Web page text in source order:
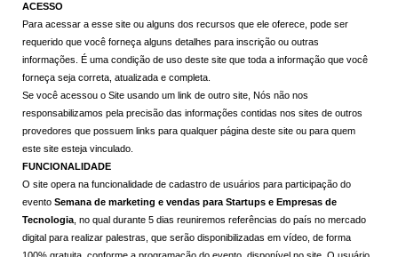
ACESSO
Para acessar a esse site ou alguns dos recursos que ele oferece, pode ser
requerido que você forneça alguns detalhes para inscrição ou outras
informações. É uma condição de uso deste site que toda a informação que você
forneça seja correta, atualizada e completa.
Se você acessou o Site usando um link de outro site, Nós não nos
responsabilizamos pela precisão das informações contidas nos sites de outros
provedores que possuem links para qualquer página deste site ou para quem
este site esteja vinculado.
FUNCIONALIDADE
O site opera na funcionalidade de cadastro de usuários para participação do
evento Semana de marketing e vendas para Startups e Empresas de
Tecnologia , no qual durante 5 dias reuniremos referências do país no mercado
digital para realizar palestras, que serão disponibilizadas em vídeo, de forma